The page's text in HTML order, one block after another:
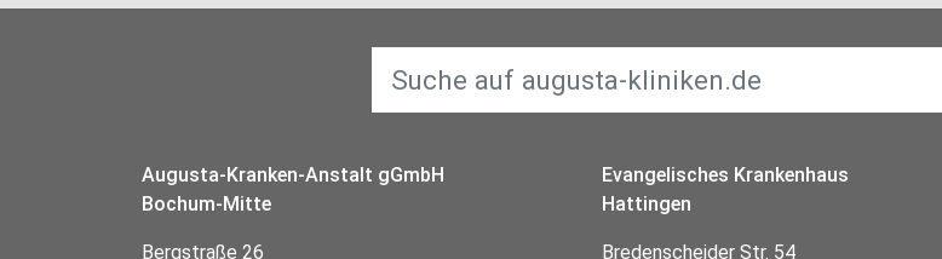
Augusta-Kranken-Anstalt gGmbH
Bochum-Mitte
Bergstraße 26
Evangelisches Krankenhaus
Hattingen
Bredenscheider Str. 54